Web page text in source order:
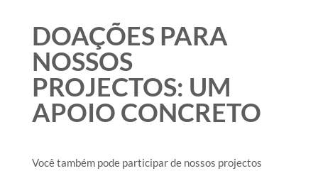
DOAÇÕES PARA
NOSSOS
PROJECTOS: UM
APOIO CONCRETO
Você também pode participar de nossos projectos